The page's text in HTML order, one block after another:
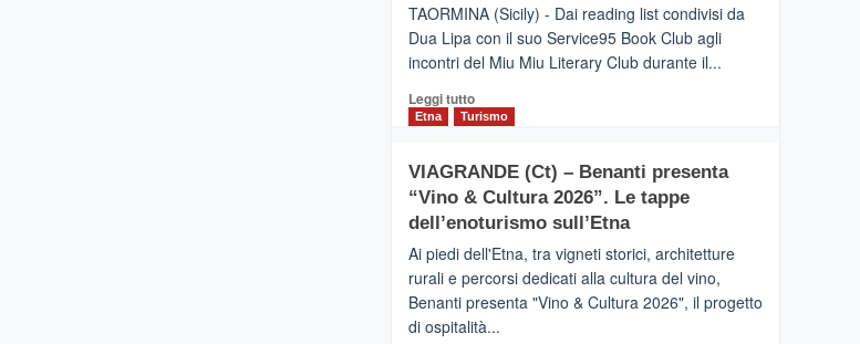
privilegiata
secondo
i
di
Airbnb.
la
Valle
Alcantara
nei
primi
classifica
siciliana
TAORMINA (Sicily) - Dai reading list condivisi da
Dua Lipa con il suo Service95 Book Club agli
incontri del Miu Miu Literary Club durante il...
Leggi tuttoLeggi
di
IL
SAN
DOMENICO
TAORMINA,
UN
HOTEL
FOUR
Etna Turismo
VIAGRANDE (Ct) – Benanti presenta
“Vino & Cultura 2026”. Le tappe
dell’enoturismo sull’Etna
Ai piedi dell'Etna, tra vigneti storici, architetture
rurali e percorsi dedicati alla cultura del vino,
Benanti presenta "Vino & Cultura 2026", il progetto
di ospitalità...